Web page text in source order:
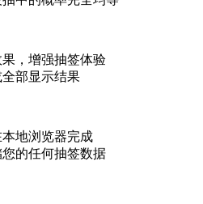
，增强抽签体验
部显示结果
地浏览器完成
的任何抽签数据